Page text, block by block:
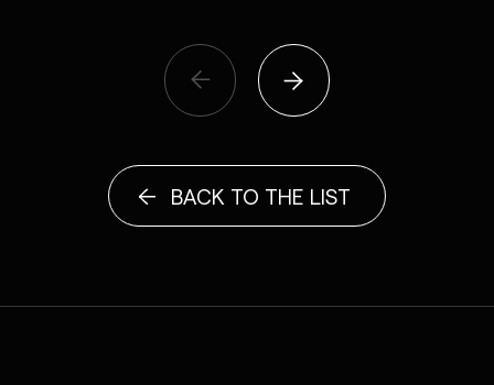
BACK TO THE LIST